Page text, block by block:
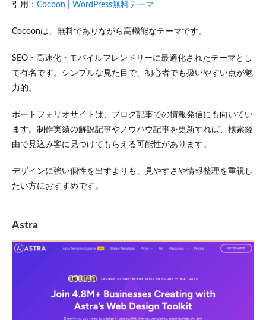
引用： Cocoon | WordPress無料テーマ
Cocoonは、無料でありながら高機能なテーマです。
SEO・高速化・モバイルフレンドリーに最適化されたテーマとし
て有名です。シンプルな見た目で、初心者でも扱いやすい点が魅
力的。
ポートフォリオサイトは、ブログ記事での情報発信にも向いてい
ます。制作実績の解説記事やノウハウ記事を更新すれば、検索経
由で見込み客に見つけてもらえる可能性があります。
デザインに強い個性を出すよりも、見やすさや情報整理を重視し
たい方におすすめです。
Astra